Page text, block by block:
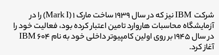
شرکت IBM نیز که در سال ۱۹۳۹ ساخت مارک ۱ (Mark I) را در
آزمایشگاه محاسبات هاروارد تامین اعتبار کرده بود، فعالیت خود را
در سال ۱۹۴۵ بر روی اولین کامپیوتر داخلی خود به نام IBM ۶۰۴
آغاز کرد.